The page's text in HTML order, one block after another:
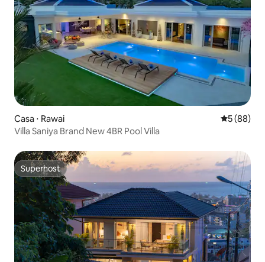
Casa ⋅ Rawai 5 de uma
5 (88)
Villa Saniya Brand New 4BR Pool Villa
Superhost
Superhost